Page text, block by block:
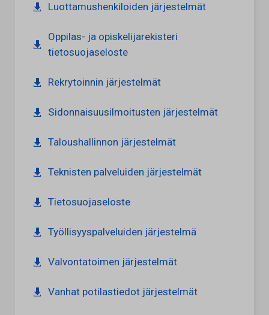
Luottamushenkiloiden järjestelmät
Oppilas- ja opiskelijarekisteri
tietosuojaseloste
Rekrytoinnin järjestelmät
Sidonnaisuusilmoitusten järjestelmät
Taloushallinnon järjestelmät
Teknisten palveluiden järjestelmät
Tietosuojaseloste
Työllisyyspalveluiden järjestelmä
Valvontatoimen järjestelmät
Vanhat potilastiedot järjestelmät